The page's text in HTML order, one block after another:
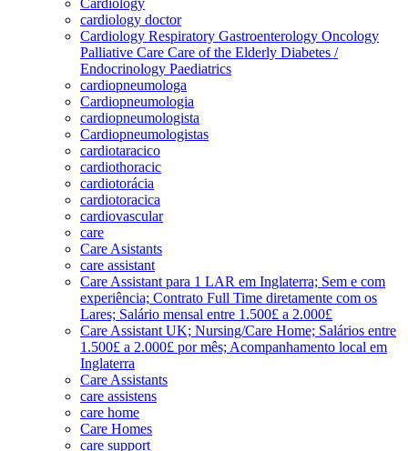
cardiology doctor
Cardiology Respiratory Gastroenterology Oncology
Palliative Care Care of the Elderly Diabetes /
Endocrinology Paediatrics
cardiopneumologa
Cardiopneumologia
cardiopneumologista
Cardiopneumologistas
cardiotaracico
cardiothoracic
cardiotorácia
cardiotoracica
cardiovascular
care
Care Asistants
care assistant
Care Assistant para 1 LAR em Inglaterra; Sem e com
experiência; Contrato Full Time diretamente com os
Lares; Salário mensal entre 1.500£ a 2.000£
Care Assistant UK; Nursing/Care Home; Salários entre
1.500£ a 2.000£ por mês; Acompanhamento local em
Inglaterra
Care Assistants
care assistens
care home
Care Homes
care support